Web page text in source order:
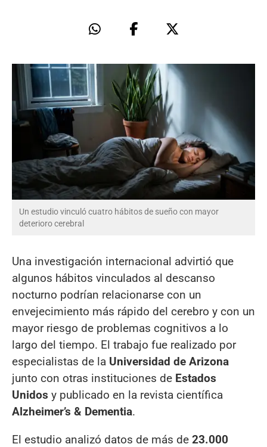
Un estudio vinculó cuatro hábitos de sueño con mayor
deterioro cerebral
Una investigación internacional advirtió que
algunos hábitos vinculados al descanso
nocturno podrían relacionarse con un
envejecimiento más rápido del cerebro y con un
mayor riesgo de problemas cognitivos a lo
largo del tiempo. El trabajo fue realizado por
especialistas de la Universidad de Arizona
junto con otras instituciones de Estados
Unidos y publicado en la revista científica
Alzheimer’s & Dementia.
El estudio analizó datos de más de 23.000